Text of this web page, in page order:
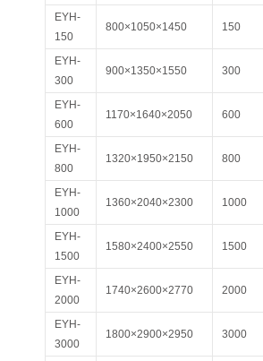
EYH-
150
800×1050×1450 150
EYH-
300
900×1350×1550 300
EYH-
600
1170×1640×2050 600
EYH-
800
1320×1950×2150 800
EYH-
1000
1360×2040×2300 1000
EYH-
1500
1580×2400×2550 1500
EYH-
2000
1740×2600×2770 2000
EYH-
3000
1800×2900×2950 3000